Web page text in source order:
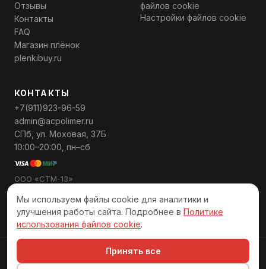
Отзывы
Контакты
FAQ
Магазин плёнок
plenkibuy.ru
файлов cookie
Настройки файлов cookie
КОНТАКТЫ
+7(911)923-96-59
admin@acpolimer.ru
СПб, ул. Моховая, 37Б
10:00–20:00, пн–сб
ООО «СТМ-13»
ОГРН 1137847495389
© 2026 АЦ «Полимер». Все права защищены
Мы используем файлы cookie для аналитики и
улучшения работы сайта. Подробнее в Политике
использования файлов cookie.
Принять все